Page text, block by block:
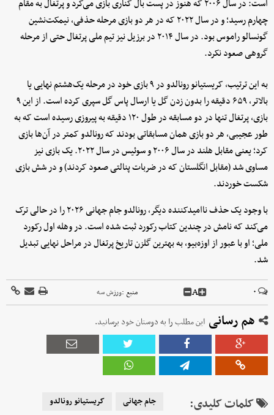
است: در سال ۲۰۰۶ که هنوز در پست بال کناری بازی می‌کرد و پرتغال به مقام
چهارم رسید؛ و در سال ۲۰۲۲ که در هر دو بازی مرحله حذفی، نیمکت‌نشین
گونسالو راموس بود. در سال ۲۰۱۴ در برزیل نیز تیم ملی پرتغال حتی از مرحله
گروهی صعود نکرد.
به این ترتیب، کریستیانو رونالدو در ۹ بازی خود در مرحله یک‌هشتم نهایی یا
بالاتر، ۶۵۹ دقیقه را بدون زدن گل یا ارسال پاس گل سپری کرده است. از این ۹
بازی، پرتغال تنها در دو مسابقه در طول ۱۲۰ دقیقه به پیروزی رسیده است که به
طور عجیبی، هر دو بازی همان مسابقاتی بودند که رونالدو کمتر در آن‌ها بازی
کرد؛ یعنی مقابل هلند در سال ۲۰۰۶ و سوئیس در سال ۲۰۲۲. یک بازی نیز
مساوی شد (مقابل انگلستان که در ضربات پنالتی صعود کردند) و در شش بازی
شکست خوردند.
با وجود یک حذف ناامیدکننده دیگر، رونالدو جام جهانی ۲۰۲۶ را در حالی ترک
می‌کند که نامش در چندین کتاب رکورد ثبت شده است. در وهله اول رکورد
ملی؛ او با عبور از اوزه‌بیو، به بهترین گلزن تاریخ پرتغال در مراحل نهایی تبدیل
شد.
۰ A منبع :ورزش سه
هم رسانی این مطلب را به دوستان خود برسانید.
کلمات کلیدی: جام جهانی
کریستیانو رونالدو